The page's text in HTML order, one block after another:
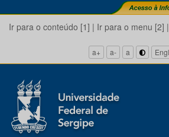
Ir para o conteúdo [1] | Ir para o menu [2] |
a+ a- a